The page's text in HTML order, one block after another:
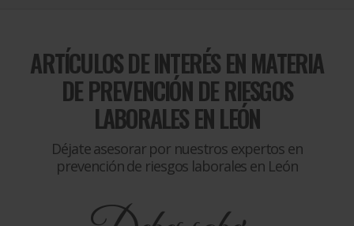
ARTÍCULOS DE INTERÉS EN MATERIA
DEPREVENCIÓN DE RIESGOS
LABORALES EN LEÓN
Déjate asesorar por nuestros expertos en
prevención de riesgos laborales en León